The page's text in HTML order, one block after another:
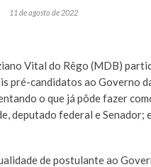
11 de agosto de 2022
Vital do Rêgo (MDB)
pré-candidatos ao Governo
o que já pôde fazer
deputado federal e Senador;
de postulante ao